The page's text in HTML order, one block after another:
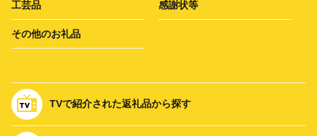
工芸品 感謝状等
その他のお礼品
TVで紹介された返礼品から探す